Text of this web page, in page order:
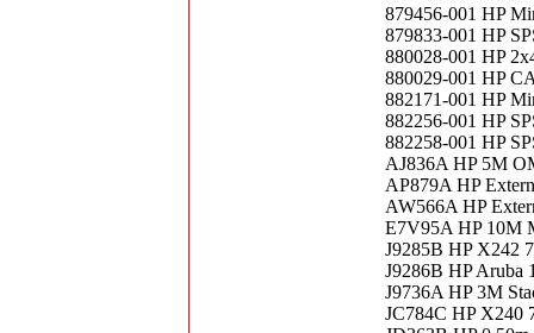
879456-001 HP
879833-001 HP
880028-001 HP
880029-001 HP
882171-001 HP
882256-001 HP
882258-001 HP
AJ836A HP 5M
AP879A HP
AW566A HP
E7V95A HP 10M
J9285B HP X242
J9286B HP Aruba
J9736A HP 3M
JC784C HP X240